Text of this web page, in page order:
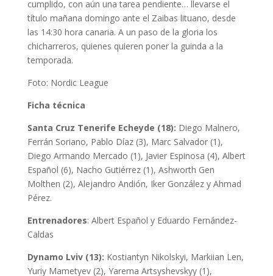
cumplido, con aún una tarea pendiente… llevarse el
título mañana domingo ante el Zaibas lituano, desde
las 14:30 hora canaria. A un paso de la gloria los
chicharreros, quienes quieren poner la guinda a la
temporada.
Foto: Nordic League
Ficha técnica
Santa Cruz Tenerife Echeyde (18): Diego Malnero,
Ferrán Soriano, Pablo Díaz (3), Marc Salvador (1),
Diego Armando Mercado (1), Javier Espinosa (4), Albert
Español (6), Nacho Gutiérrez (1), Ashworth Gen
Molthen (2), Alejandro Andión, Iker González y Ahmad
Pérez.
Entrenadores: Albert Español y Eduardo Fernández-
Caldas
Dynamo Lviv (13): Kostiantyn Nikolskyi, Markiian Len,
Yuriy Mametyev (2), Yarema Artsyshevskyy (1),